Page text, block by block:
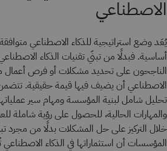
الاصطناعي
يُعَد وضع استراتيجية للذكاء الاصطناعي
أساسية. فبدلًا من تبنّي تقنيات الذكاء
الناجحون على تحديد مشكلات أو فرص أعمال
الاصطناعي أن يضيف فيها قيمة حقيقية. تتضمن
تحليل شامل لبنية المؤسسة ومهام سير
والمهارات الحالية، للحصول على رؤية شاملة
خلال التركيز على حل المشكلات بدلًا من مجرد
المؤسسات أن استثماراتها في الذكاء